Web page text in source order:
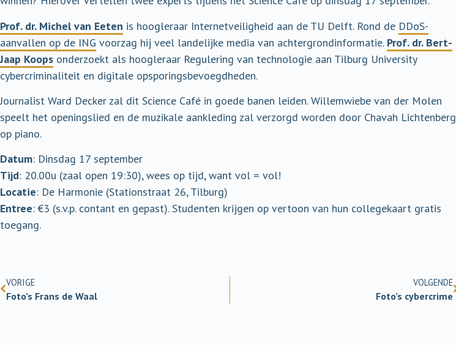
Prof. dr. Michel van Eeten is hoogleraar Internetveiligheid aan de TU Delft. Rond de DDoS-
aanvallen op de ING voorzag hij veel landelijke media van achtergrondinformatie. Prof. dr. Bert-
Jaap Koops onderzoekt als hoogleraar Regulering van technologie aan Tilburg University
cybercriminaliteit en digitale opsporingsbevoegdheden.
Journalist Ward Decker zal dit Science Café in goede banen leiden. Willemwiebe van der Molen
speelt het openingslied en de muzikale aankleding zal verzorgd worden door Chavah Lichtenberg
op piano.
Datum: Dinsdag 17 september
Tijd: 20.00u (zaal open 19:30), wees op tijd, want vol = vol!
Locatie: De Harmonie (Stationstraat 26, Tilburg)
Entree: €3 (s.v.p. contant en gepast). Studenten krijgen op vertoon van hun collegekaart gratis
toegang.
VORIGE
Foto’s Frans de Waal
VOLGENDE
Foto’s cybercrime